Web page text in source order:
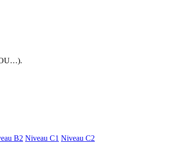
B2 Niveau C1 Niveau C2